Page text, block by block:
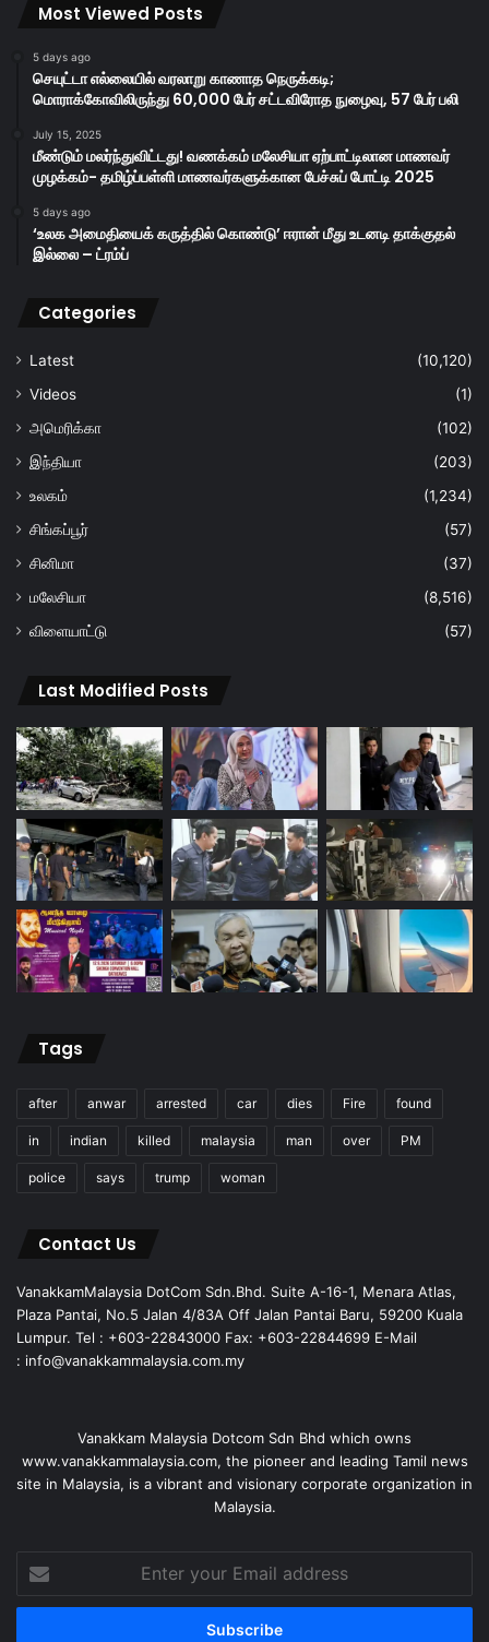
Most Viewed Posts
5 days ago
செயுட்டா எல்லையில் வரலாறு காணாத நெருக்கடி;
மொராக்கோவிலிருந்து 60,000 பேர் சட்டவிரோத நுழைவு, 57 பேர் பலி
July 15, 2025
மீண்டும் மலர்ந்துவிட்டது! வணக்கம் மலேசியா ஏற்பாட்டிலான மாணவர்
முழக்கம்- தமிழ்ப்பள்ளி மாணவர்களுக்கான பேச்சுப் போட்டி 2025
5 days ago
‘உலக அமைதியைக் கருத்தில் கொண்டு’ ஈரான் மீது உடனடி தாக்குதல்
இல்லை – ட்ரம்ப்
Categories
Latest
(10,120)
Videos
(1)
அமெரிக்கா
(102)
இந்தியா
(203)
உலகம்
(1,234)
சிங்கப்பூர்
(57)
சினிமா
(37)
மலேசியா
(8,516)
விளையாட்டு
(57)
Last Modified Posts
Tags
after anwar arrested car dies Fire found
in indian killed malaysia man over PM
police says trump woman
Contact Us
VanakkamMalaysia DotCom Sdn.Bhd. Suite A-16-1, Menara Atlas,
Plaza Pantai, No.5 Jalan 4/83A Off Jalan Pantai Baru, 59200 Kuala
Lumpur. Tel : +603-22843000 Fax: +603-22844699 E-Mail
: info@vanakkammalaysia.com.my
Vanakkam Malaysia Dotcom Sdn Bhd which owns
www.vanakkammalaysia.com, the pioneer and leading Tamil news
site in Malaysia, is a vibrant and visionary corporate organization in
Malaysia.
your
Email